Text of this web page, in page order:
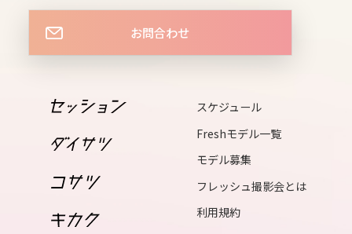
15
sat
sun
17
18
お問合わせ
スケジュール
Freshモデル一覧
モデル募集
フレッシュ撮影会とは
利用規約